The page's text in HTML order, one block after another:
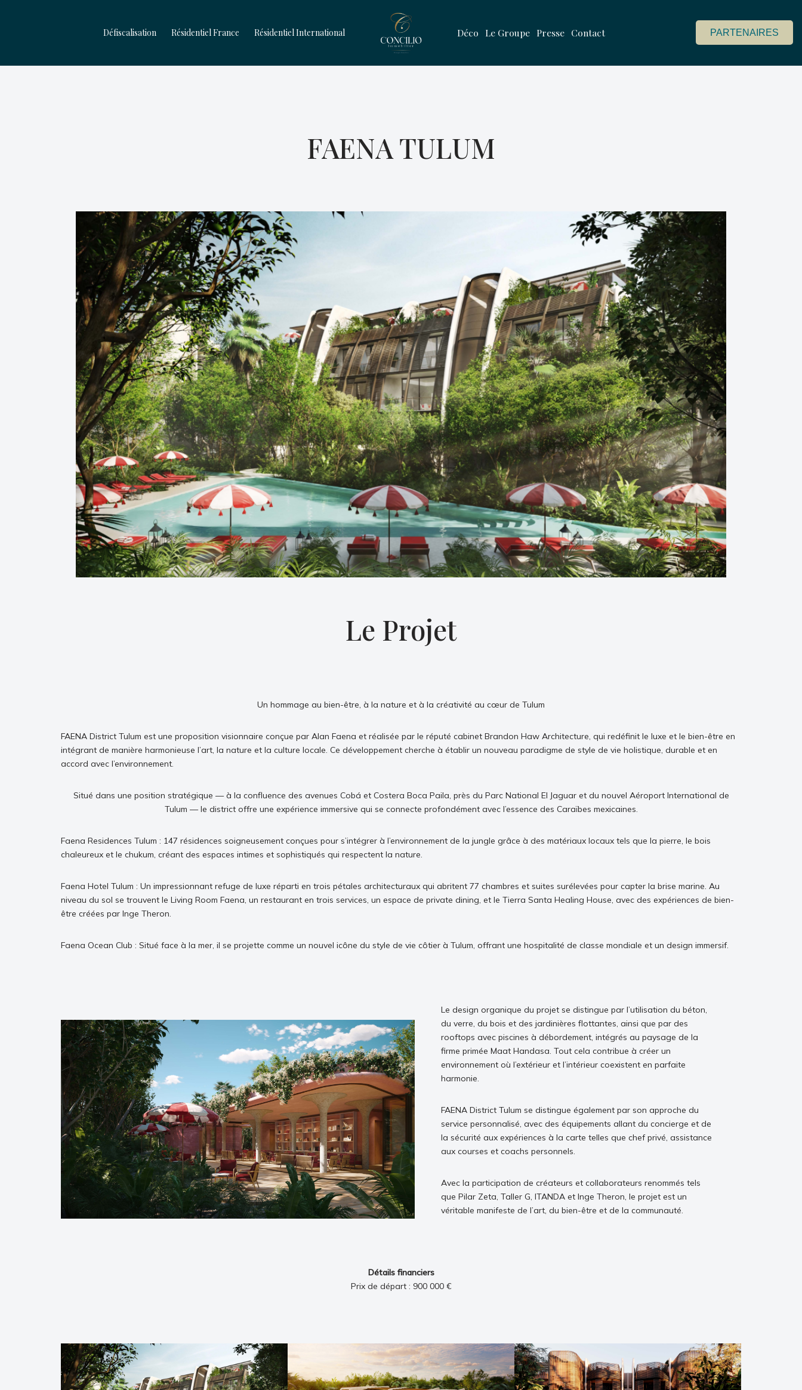
Défiscalisation Résidentiel France Résidentiel International Déco Le Groupe Presse Contact PARTENAIRES
FAENA TULUM
Le Projet
Un hommage au bien-être, à la nature et à la créativité au cœur de Tulum
FAENA District Tulum est une proposition visionnaire conçue par Alan Faena et réalisée par le réputé cabinet Brandon Haw Architecture, qui redéfinit le luxe et le bien-être en
intégrant de manière harmonieuse l’art, la nature et la culture locale. Ce développement cherche à établir un nouveau paradigme de style de vie holistique, durable et en
accord avec l’environnement.
Situé dans une position stratégique — à la confluence des avenues Cobá et Costera Boca Paila, près du Parc National El Jaguar et du nouvel Aéroport International de
Tulum — le district offre une expérience immersive qui se connecte profondément avec l’essence des Caraïbes mexicaines.
Faena Residences Tulum : 147 résidences soigneusement conçues pour s’intégrer à l’environnement de la jungle grâce à des matériaux locaux tels que la pierre, le bois
chaleureux et le chukum, créant des espaces intimes et sophistiqués qui respectent la nature.
Faena Hotel Tulum : Un impressionnant refuge de luxe réparti en trois pétales architecturaux qui abritent 77 chambres et suites surélevées pour capter la brise marine. Au
niveau du sol se trouvent le Living Room Faena, un restaurant en trois services, un espace de private dining, et le Tierra Santa Healing House, avec des expériences de bien-
être créées par Inge Theron.
Faena Ocean Club : Situé face à la mer, il se projette comme un nouvel icône du style de vie côtier à Tulum, offrant une hospitalité de classe mondiale et un design immersif.
Le design organique du projet se distingue par l’utilisation du béton,
du verre, du bois et des jardinières flottantes, ainsi que par des
rooftops avec piscines à débordement, intégrés au paysage de la
firme primée Maat Handasa. Tout cela contribue à créer un
environnement où l’extérieur et l’intérieur coexistent en parfaite
harmonie.
FAENA District Tulum se distingue également par son approche du
service personnalisé, avec des équipements allant du concierge et de
la sécurité aux expériences à la carte telles que chef privé, assistance
aux courses et coachs personnels.
Avec la participation de créateurs et collaborateurs renommés tels
que Pilar Zeta, Taller G, ITANDA et Inge Theron, le projet est un
véritable manifeste de l’art, du bien-être et de la communauté.
Détails financiers
Prix de départ : 900 000 €